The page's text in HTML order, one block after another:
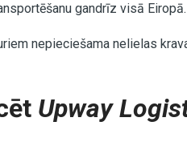
gandrīz visā Eiropā.
nepieciešama nelielas
Upway